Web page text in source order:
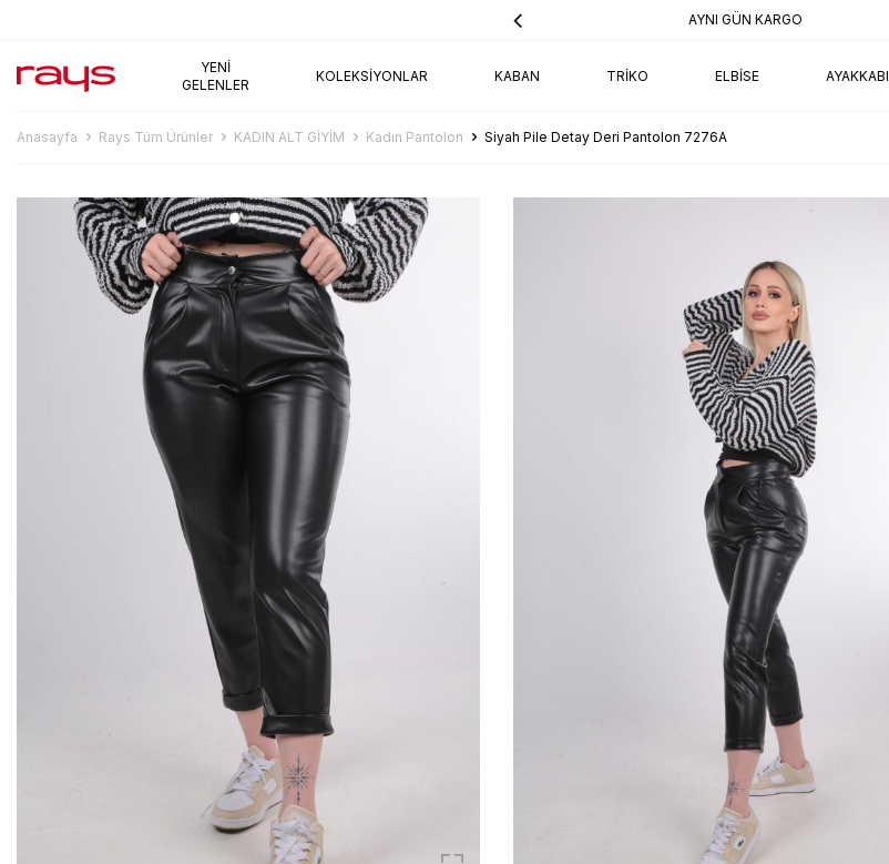
AYNI GÜN KARGO
YENI
GELENLER
KOLEKSIYONLAR KABAN TRIKO ELBISE AYAKKABI
Anasayfa Rays Tüm Ürünler KADIN ALT GİYİM Kadın Pantolon Siyah Pile Detay Deri Pantolon 7276A